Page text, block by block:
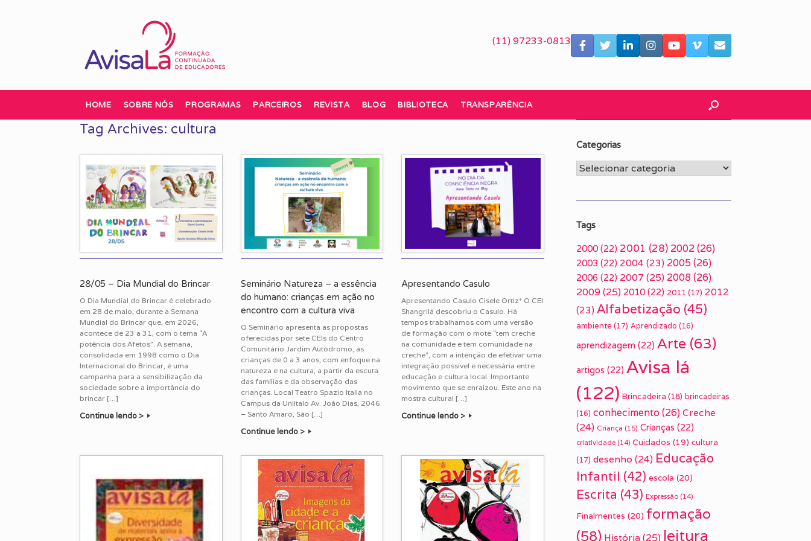
(11) 97233-0813
HOME SOBRE NÓS PROGRAMAS PARCEIROS REVISTA BLOG BIBLIOTECA TRANSPARÊNCIA
Tag Archives: cultura
28/05 – Dia Mundial do Brincar
O Dia Mundial do Brincar é celebrado
em 28 de maio, durante a Semana
Mundial do Brincar que, em 2026,
acontece de 23 a 31, com o tema “A
potência dos Afetos”. A semana,
consolidada em 1998 como o Dia
Internacional do Brincar, é uma
campanha para a sensibilização da
sociedade sobre a importância do
brincar […]
Continue lendo >
Seminário Natureza – a essência
do humano: crianças em ação no
encontro com a cultura viva
O Seminário apresenta as propostas
oferecidas por sete CEIs do Centro
Comunitário Jardim Autódromo, às
crianças de 0 a 3 anos, com enfoque na
natureza e na cultura, a partir da escuta
das famílias e da observação das
crianças. Local Teatro Spazio Italia no
Campus da UniItalo Av. João Dias, 2046
– Santo Amaro, São […]
Continue lendo >
Apresentando Casulo
Apresentando Casulo Cisele Ortiz* O CEI
Shangrilá descobriu o Casulo. Há
tempos trabalhamos com uma versão
de formação com o mote “tem creche
na comunidade e tem comunidade na
creche”, com a intenção de efetivar uma
integração possível e necessária entre
educação e cultura local. Importante
movimento que se enraizou. Este ano na
mostra cultural […]
Continue lendo >
Categorias
Categorias
Tags
2000 (22) 2001 (28) 2002(26)
2003 (22) 2004 (23) 2005 (26)
2006 (22) 2007 (25) 2008(26)
2009(25) 2010 (22) 2011 (17) 2012
(23) Alfabetização (45)
ambiente (17) Aprendizado (16)
aprendizagem (22) Arte (63)
artigos (22) Avisa lá
(122) Brincadeira (18) brincadeiras
(16) conhecimento(26) Creche
(24) Criança (15) Crianças (22)
criatividade (14) Cuidados (19) cultura
(17) desenho (24) Educação
Infantil (42) escola (20)
Escrita (43) Expressão (14)
Finalmentes (20) formação
(58) História(25) leitura